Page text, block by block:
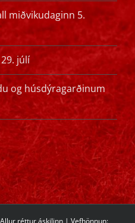
miðvikudaginn 5.
júlí
og húsdýragarðinum